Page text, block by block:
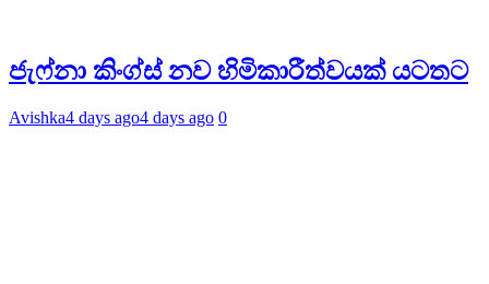
ජැෆ්නා කිංග්ස් නව හිමිකාරීත්වයක් යටතට
Avishka4 days ago4 days ago 0